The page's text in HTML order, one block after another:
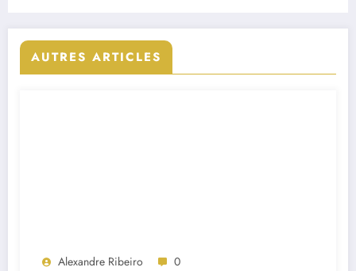
AUTRES ARTICLES
Alexandre Ribeiro 0